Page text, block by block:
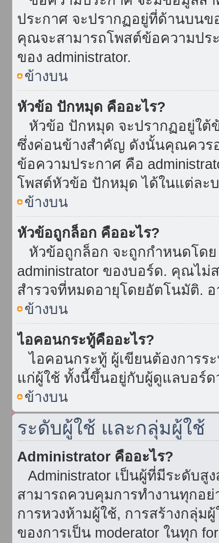
ประกาศ จะปรากฏอยู่ที่ด้านบนข
คุณจะสามารถโพสต์ข้อความป
ของ administrator.
ข้างบน
หัวข้อ ปักหมุด คืออะไร?
หัวข้อ ปักหมุด จะปรากฏอยู่ใต้
ซึ่งค่อนข้างสำคัญ ดังนั้นคุณควร
ข้อความประกาศ คือ
โพสต์หัวข้อ ปักหมุด ได้ในแต่ละ
ข้างบน
หัวข้อถูกล็อก คืออะไร?
หัวข้อถูกล็อก จะถูกกำหนดโดย
administrator ของบอร์ด. คุณไ
สำรวจที่หมดอายุโดยอัตโนมัติ.
ข้างบน
ไอคอนกระทู้คืออะไร?
ไอคอนกระทู้ ผู้เขียนต้องการร
แก่ผู้ใช้ ทั้งนี้ขึ้นอยู่กับผู้ดูแลบอร์
ข้างบน
ระดับผู้ใช้ และกลุ่มผู้ใช้
Administrator คืออะไร?
Administrator เป็นผู้ที่มีระดับ
สามารถควบคุมการทำงานทุกอ
การหวงห้ามผู้ใช้, การสร้างกลุ่ม
ของการเป็น moderator ในทุก